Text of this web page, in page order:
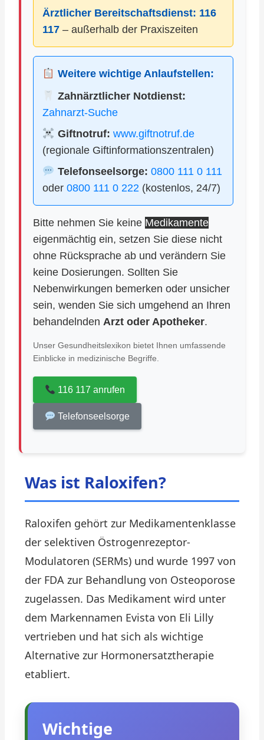
Ärztlicher Bereitschaftsdienst: 116
117 – außerhalb der Praxiszeiten
Weitere wichtige Anlaufstellen:
Zahnärztlicher Notdienst:
Zahnarzt-Suche
Giftnotruf: www.giftnotruf.de
(regionale Giftinformationszentralen)
Telefonseelsorge: 0800 111 0 111
oder 0800 111 0 222 (kostenlos, 24/7)
Bitte nehmen Sie keine Medikamente
eigenmächtig ein, setzen Sie diese nicht
ohne Rücksprache ab und verändern Sie
keine Dosierungen. Sollten Sie
Nebenwirkungen bemerken oder unsicher
sein, wenden Sie sich umgehend an Ihren
behandelnden Arzt oder Apotheker.
Unser Gesundheitslexikon bietet Ihnen umfassende
Einblicke in medizinische Begriffe.
116 117 anrufen
Telefonseelsorge
Was ist Raloxifen?
Raloxifen gehört zur Medikamentenklasse
der selektiven Östrogenrezeptor-
Modulatoren (SERMs) und wurde 1997 von
der FDA zur Behandlung von Osteoporose
zugelassen. Das Medikament wird unter
dem Markennamen Evista von Eli Lilly
vertrieben und hat sich als wichtige
Alternative zur Hormonersatztherapie
etabliert.
Wichtige